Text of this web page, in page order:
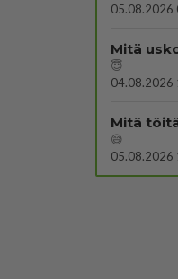
05.08.2026
Mitä
😇
04.08.2026
Mitä
😅
05.08.2026